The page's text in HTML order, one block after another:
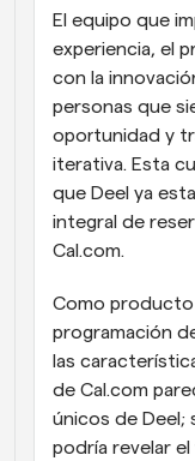
Webhooks
Recibe
El equipo que
experiencia, el
con la
personas que
oportunidad y
iterativa. Esta
que Deel ya
integral de
Cal.com.
Como
programación
las
de Cal.com
únicos de Deel;
podría revelar